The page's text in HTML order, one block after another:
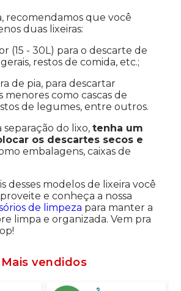
recomendamos que você
duas lixeiras:
(15 - 30L) para o descarte de
restos de comida, etc.;
de pia, para descartar
menores como cascas de
de legumes, entre outros.
separação do lixo,tenha um
os descartes secos e
embalagens, caixas de
desses modelos de lixeira você
e conheça a nossa
de limpeza para manter a
limpa e organizada. Vem pra
Mais vendidos